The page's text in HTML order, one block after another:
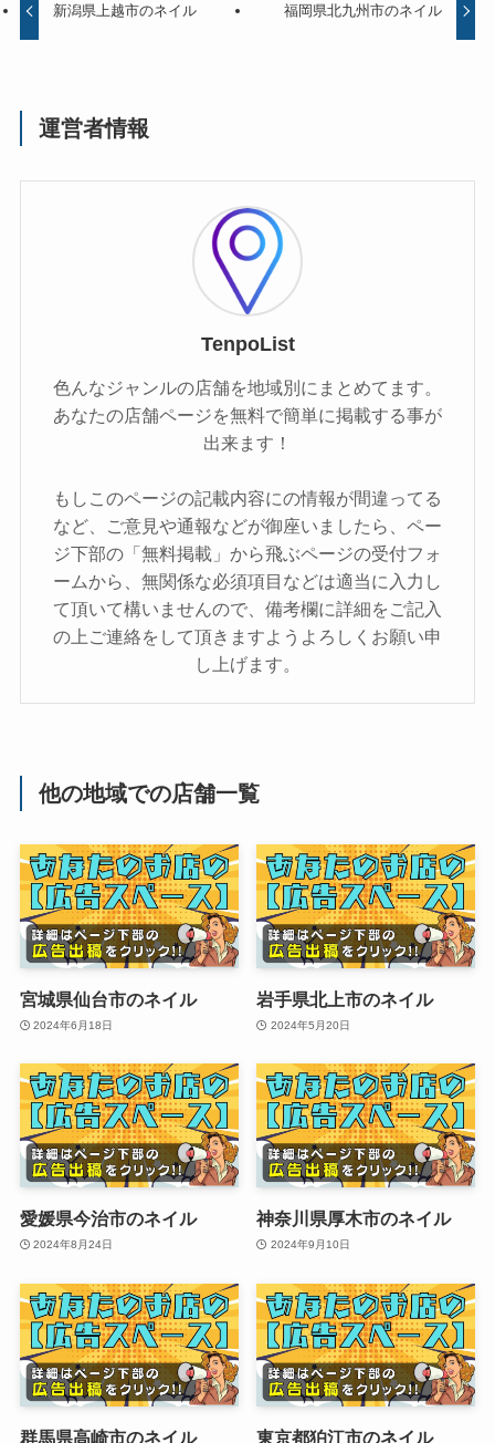
新潟県上越市のネイル 福岡県北九州市のネイル
運営者情報
TenpoList
色んなジャンルの店舗を地域別にまとめてます。
あなたの店舗ページを無料で簡単に掲載する事が
出来ます！
もしこのページの記載内容にの情報が間違ってる
など、ご意見や通報などが御座いましたら、ペー
ジ下部の「無料掲載」から飛ぶページの受付フォ
ームから、無関係な必須項目などは適当に入力し
て頂いて構いませんので、備考欄に詳細をご記入
の上ご連絡をして頂きますようよろしくお願い申
し上げます。
他の地域での店舗一覧
宮城県仙台市のネイル
2024年6月18日
岩手県北上市のネイル
2024年5月20日
愛媛県今治市のネイル
2024年8月24日
神奈川県厚木市のネイル
2024年9月10日
群馬県高崎市のネイル 東京都狛江市のネイル